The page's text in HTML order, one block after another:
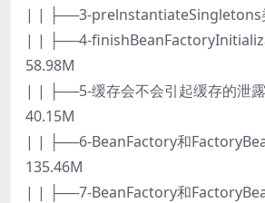
| | ├──3-prelnstantiateSingletons
| | ├──4-
58.98M
| | ├──5-缓存会不会引起缓存的泄
40.15M
| | ├──6-BeanFactory和
135.46M
| | ├──7-BeanFactory和